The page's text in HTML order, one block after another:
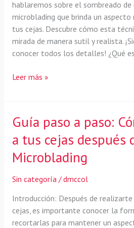
cuidados
necesarios
en
Español
hablaremos sobre el sombreado de
microblading que brinda un aspecto
tus cejas. Descubre cómo esta
mirada de manera sutil y realista.
conocer todos los detalles! ¿Qué
Todo
saber
sobre
sombreado
cejas
en
el
Microblading
Leer más »
Guía paso a paso:
a tus cejas después
Microblading
Sin categoría /dmccol
Introducción: Después de
cejas, es importante conocer la
recortarlas para mantener un